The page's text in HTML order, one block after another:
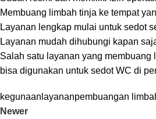
Membuang limbah tinja ke tempat
Layanan lengkap mulai untuk sedot
Layanan mudah dihubungi kapan
Salah satu layanan yang
bisa digunakan untuk sedot WC di
kegunaan layananpembuangan
Newer